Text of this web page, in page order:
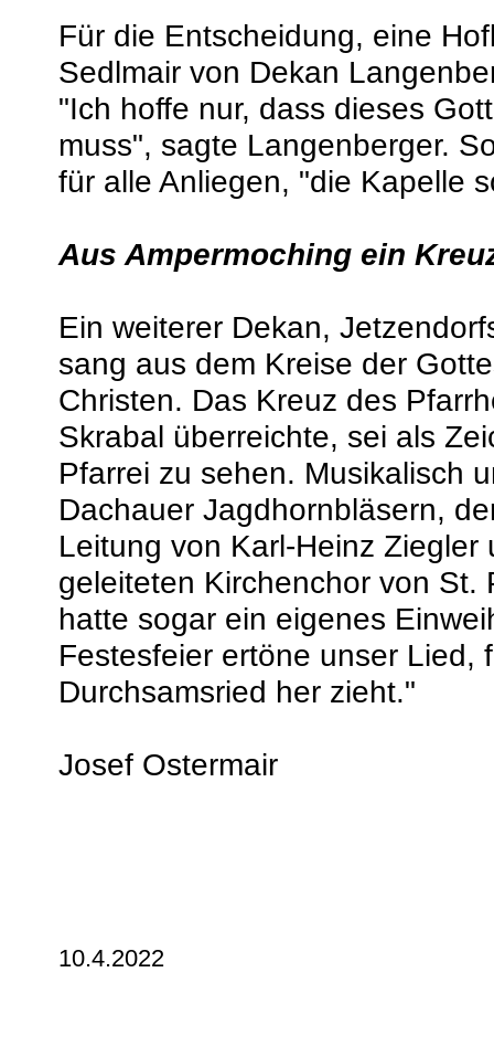
Für die Entscheidung, eine
Sedlmair von Dekan
"Ich hoffe nur, dass dieses
muss", sagte Langenberger.
für alle Anliegen, "die Kapelle
Aus Ampermoching ein
Ein weiterer Dekan,
sang aus dem Kreise der
Christen. Das Kreuz des
Skrabal überreichte, sei als
Pfarrei zu sehen. Musikalisch
Dachauer Jagdhornbläsern,
Leitung von Karl-Heinz
geleiteten Kirchenchor von St.
hatte sogar ein eigenes
Festesfeier ertöne unser Lied,
Durchsamsried her zieht."
Josef Ostermair
10.4.2022